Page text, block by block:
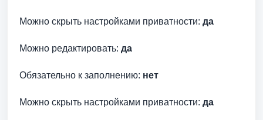
Можно скрыть настройками приватности: да
Можно редактировать: да
Обязательно к заполнению: нет
Можно скрыть настройками приватности: да